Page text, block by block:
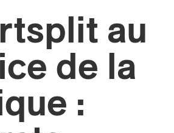
au
de la
: